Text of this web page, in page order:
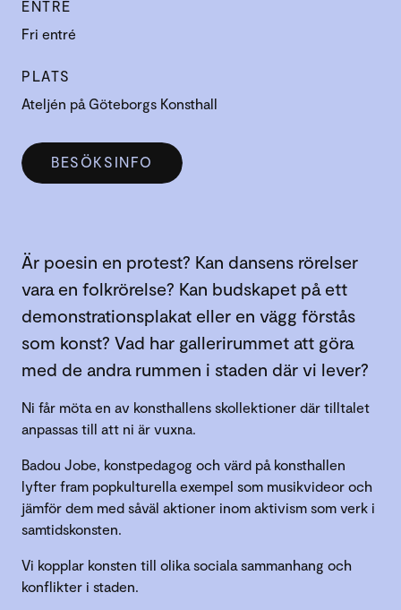
ENTRÉ
Fri entré
PLATS
Ateljén på Göteborgs Konsthall
BESÖKSINFO
Är poesin en protest? Kan dansens rörelser
vara en folkrörelse? Kan budskapet på ett
demonstrationsplakat eller en vägg förstås
som konst? Vad har gallerirummet att göra
med de andra rummen i staden där vi lever?
Ni får möta en av konsthallens skollektioner där tilltalet
anpassas till att ni är vuxna.
Badou Jobe, konstpedagog och värd på konsthallen
lyfter fram popkulturella exempel som musikvideor och
jämför dem med såväl aktioner inom aktivism som verk i
samtidskonsten.
Vi kopplar konsten till olika sociala sammanhang och
konflikter i staden.